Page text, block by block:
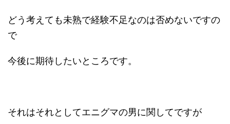
どう考えても未熟で経験不足なのは否めないですの
で
今後に期待したいところです。
それはそれとしてエニグマの男に関してですが